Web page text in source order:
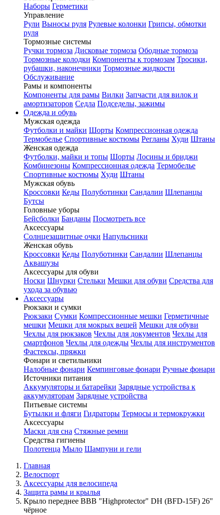
Наборы Герметики
Управление
Рули Выносы руля Рулевые колонки Грипсы, обмотки
руля
Тормозные системы
Ручки тормоза Дисковые тормоза Ободные тормоза
Тормозные колодки Компоненты к тормозам Тросики,
рубашки, наконечники Тормозные жидкости
Обслуживание
Рамы и компоненты
Компоненты для рамы Вилки Запчасти для вилок и
амортизаторов Седла Подседелы, зажимы
Одежда и обувь
Мужская одежда
Футболки и майки Шорты Компрессионная одежда
Термобелье Спортивные костюмы Регланы Худи Штаны
Женская одежда
Футболки, майки и топы Шорты Лосины и бриджи
Комбинезоны Компрессионная одежда Термобелье
Спортивные костюмы Худи Штаны
Мужская обувь
Кроссовки Кеды Полуботинки Сандалии Шлепанцы
Бутсы
Головные уборы
Бейсболки Банданы Посмотреть все
Аксессуары
Солнцезащитные очки Напульсники
Женская обувь
Кроссовки Кеды Полуботинки Сандалии Шлепанцы
Аквашузы
Аксессуары для обуви
Носки Шнурки Стельки Мешки для обуви Средства для
ухода за обувью
Аксессуары
Рюкзаки и сумки
Рюкзаки Сумки Компрессионные мешки Герметичные
мешки Мешки для мокрых вещей Мешки для обуви
Чехлы для рюкзаков Чехлы для документов Чехлы для
смартфонов Чехлы для одежды Чехлы для инструментов
Фастексы, пряжки
Фонари и светильники
Налобные фонари Кемпинговые фонари Ручные фонари
Источники питания
Аккумуляторы и батарейки Зарядные устройства к
аккумуляторам Зарядные устройства
Питьевые системы
Бутылки и фляги Гидраторы Термосы и термокружки
Аксессуары
Маски для сна Стяжные ремни
Средства гигиены
Полотенца Мыло Шампуни и гели
Главная
Велоспорт
Аксессуары для велосипеда
Защита рамы и крылья
Крыло переднее BBB "Highprotector" DH (BFD-15F) 26"
чёрное